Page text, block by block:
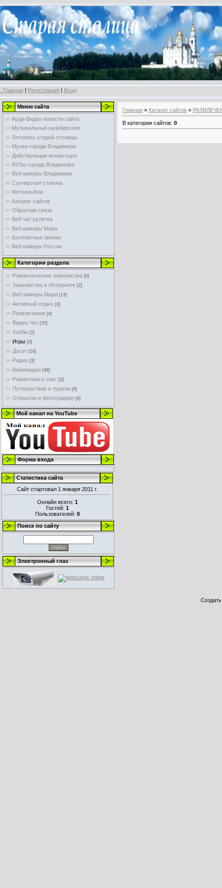
..Главная | Регистрация | Вход
Меню сайта
Ауди-Видео новости сайта
Музыкальный калейдоскоп
Летопись старой столицы
Музеи города Владимира
Действующие монастыри
ВУЗы города Владимира
Веб камеры Владимира
Сунгирская стоянка
Фотоальбом
Каталог сайтов
Обратная связь
Веб чат рулетка
Веб камеры Мира
Бесплатные звонки
Веб камеры России
Категории раздела
Романтические знакомства [0]
Знакомства в Интернете [2]
Веб камеры Мира [13]
Активный отдых [0]
Развлечения [4]
Видео Чат [25]
Хобби [1]
Игры [0]
Досуг [14]
Радио [3]
Кино/видео [46]
Романтика и секс [0]
Путешествия и туризм [6]
Открытки и фотографии [0]
Мой канал на YouTube
Форма входа
Статистика сайта
Сайт стартовал 1 января 2011 г.
Онлайн всего: 1
Гостей: 1
Пользователей: 0
Поиск по сайту
Электронный глаз
Главная » Каталог сайтов »
В категории сайтов: 0